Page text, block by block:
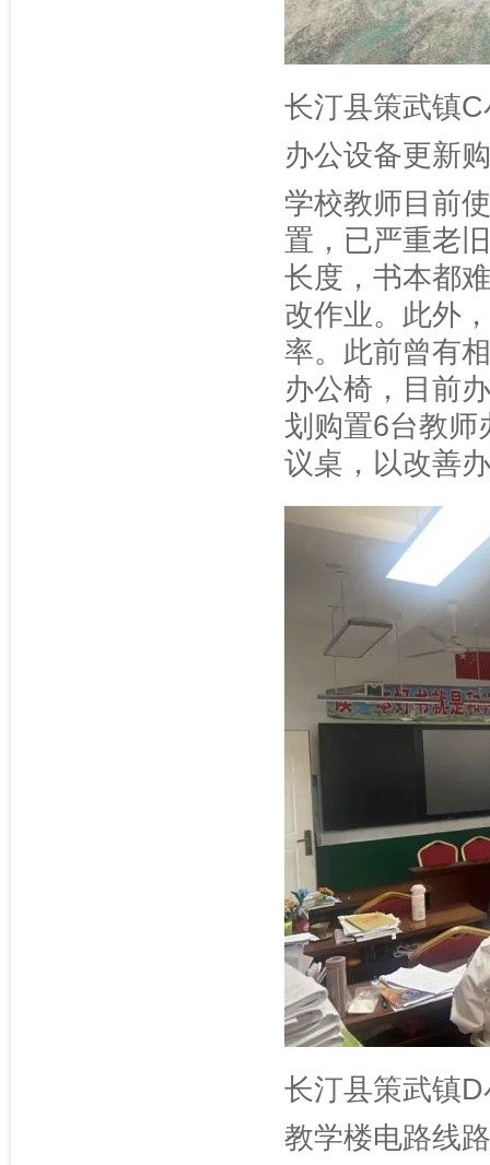
长汀县策武镇
办公设备更新
学校教师目前
置，已严重老
长度，书本都
改作业。此外
率。此前曾有
办公椅，目前
划购置6台教师
议桌，以改善
长汀县策武镇
教学楼电路线